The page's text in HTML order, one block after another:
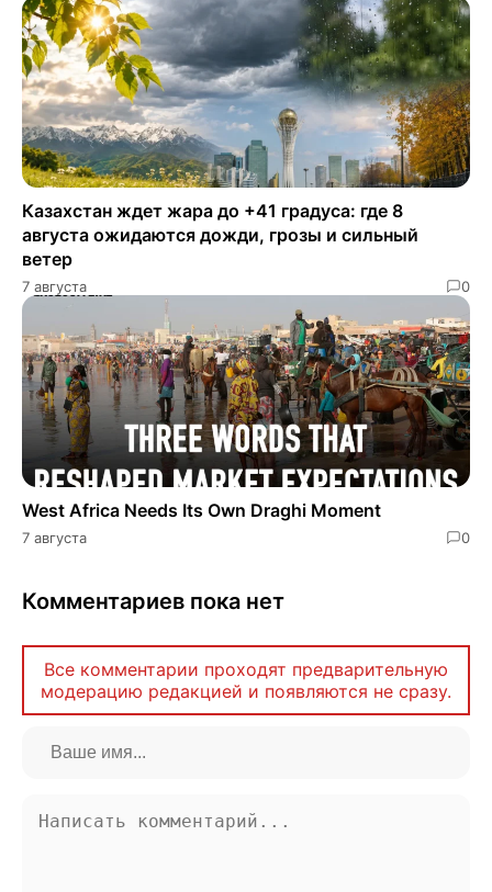
Казахстан ждет жара до +41 градуса: где 8
августа ожидаются дожди, грозы и сильный
ветер
7 августа 0
West Africa Needs Its Own Draghi Moment
7 августа 0
Комментариев пока нет
Все комментарии проходят предварительную
модерацию редакцией и появляются не сразу.